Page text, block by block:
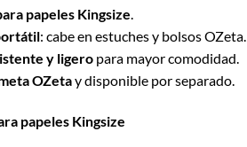
papeles Kingsize.
: cabe en estuches y bolsos OZeta.
y ligero para mayor comodidad.
OZetay disponible por separado.
papeles Kingsize